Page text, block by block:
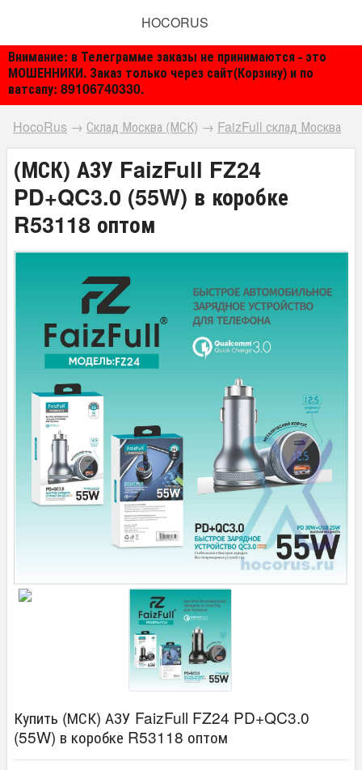
Внимание: в Телеграмме заказы не принимаются - это
МОШЕННИКИ. Заказ только через сайт(Корзину) и по
ватсапу: 89106740330.
HOCORUS
HocoRus → Склад Москва (МСК) → FaizFull склад Москва
(МСК) АЗУ FaizFull FZ24
PD+QC3.0 (55W) в коробке
R53118 оптом
Купить (МСК) АЗУ FaizFull FZ24 PD+QC3.0
(55W) в коробке R53118 оптом